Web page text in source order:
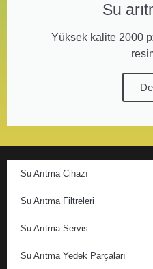
Su
Yüksek kalite 2000
Su Arıtma Cihazı
Su Arıtma Filtreleri
Su Arıtma Servis
Su Arıtma Yedek Parçaları